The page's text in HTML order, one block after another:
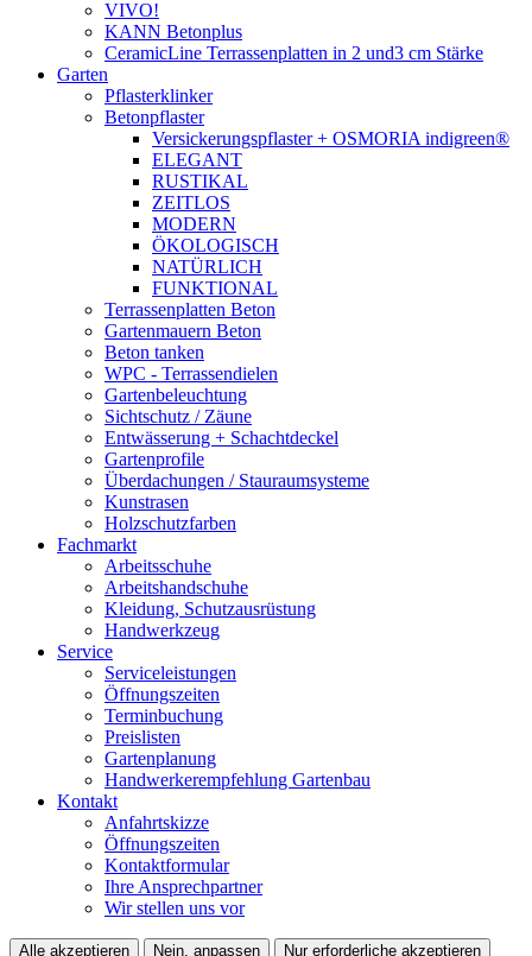
VIVO!
KANN Betonplus
CeramicLine Terrassenplatten in 2 und3 cm Stärke
Garten
Pflasterklinker
Betonpflaster
Versickerungspflaster + OSMORIA indigreen®
ELEGANT
RUSTIKAL
ZEITLOS
MODERN
ÖKOLOGISCH
NATÜRLICH
FUNKTIONAL
Terrassenplatten Beton
Gartenmauern Beton
Beton tanken
WPC - Terrassendielen
Gartenbeleuchtung
Sichtschutz / Zäune
Entwässerung + Schachtdeckel
Gartenprofile
Überdachungen / Stauraumsysteme
Kunstrasen
Holzschutzfarben
Fachmarkt
Arbeitsschuhe
Arbeitshandschuhe
Kleidung, Schutzausrüstung
Handwerkzeug
Service
Serviceleistungen
Öffnungszeiten
Terminbuchung
Preislisten
Gartenplanung
Handwerkerempfehlung Gartenbau
Kontakt
Anfahrtskizze
Öffnungszeiten
Kontaktformular
Ihre Ansprechpartner
Wir stellen uns vor
Alle akzeptieren Nein, anpassen Nur erforderliche akzeptieren